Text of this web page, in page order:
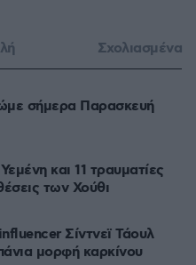
Σχολιασμένα
σήμερα Παρασκευή
και 11 τραυματίες
των Χούθι
Σίντνεϊ Τάουλ
μορφή καρκίνου